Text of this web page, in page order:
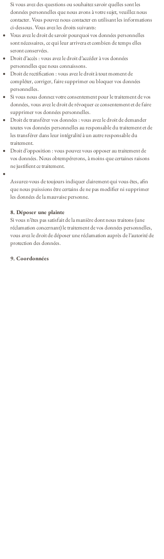
Si vous avez des questions ou souhaitez savoir quelles sont les
données personnelles que nous avons à votre sujet, veuillez nous
contacter. Vous pouvez nous contacter en utilisant les informations
ci-dessous. Vous avez les droits suivants:
Vous avez le droit de savoir pourquoi vos données personnelles
sont nécessaires, ce qui leur arrivera et combien de temps elles
seront conservées.
Droit d’accès : vous avez le droit d’accéder à vos données
personnelles que nous connaissons.
Droit de rectification : vous avez le droit à tout moment de
compléter, corriger, faire supprimer ou bloquer vos données
personnelles.
Si vous nous donnez votre consentement pour le traitement de vos
données, vous avez le droit de révoquer ce consentement et de faire
supprimer vos données personnelles.
Droit de transférer vos données : vous avez le droit de demander
toutes vos données personnelles au responsable du traitement et de
les transférer dans leur intégralité à un autre responsable du
traitement.
Droit d’opposition : vous pouvez vous opposer au traitement de
vos données. Nous obtempérerons, à moins que certaines raisons
ne justifient ce traitement.
Assurez-vous de toujours indiquer clairement qui vous êtes, afin
que nous puissions être certains de ne pas modifier ni supprimer
les données de la mauvaise personne.
8. Déposer une plainte
Si vous n’êtes pas satisfait de la manière dont nous traitons (une
réclamation concernant) le traitement de vos données personnelles,
vous avez le droit de déposer une réclamation auprès de l’autorité de
protection des données.
9. Coordonnées